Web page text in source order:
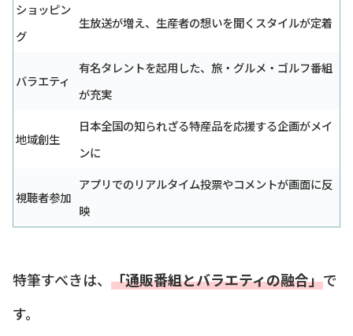
ショッピン
グ
生放送が増え、生産者の想いを聞くスタイルが定着
バラエティ
有名タレントを起用した、旅・グルメ・ゴルフ番組
が充実
地域創生
日本全国の知られざる特産品を応援する企画がメイ
ンに
視聴者参加
アプリでのリアルタイム投票やコメントが画面に反
映
特筆すべきは、 「通販番組とバラエティの融合」で
す。